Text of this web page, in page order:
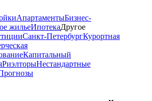
АпартаментыБизнес-
жильеИпотекаДругое
Санкт-ПетербургКурортная
Капитальный
РиэлторыНестандартные